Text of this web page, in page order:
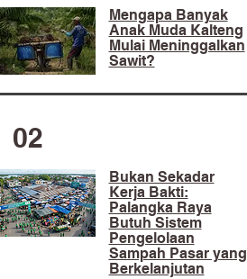
Mengapa Banyak
Anak Muda Kalteng
Mulai Meninggalkan
Sawit?
02
​Bukan Sekadar
Kerja Bakti:
Palangka Raya
Butuh Sistem
Pengelolaan
Sampah Pasar yang
Berkelanjutan